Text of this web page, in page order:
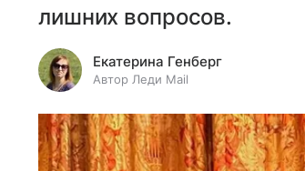
лишних вопросов.
Екатерина Генберг
Автор Леди Mail